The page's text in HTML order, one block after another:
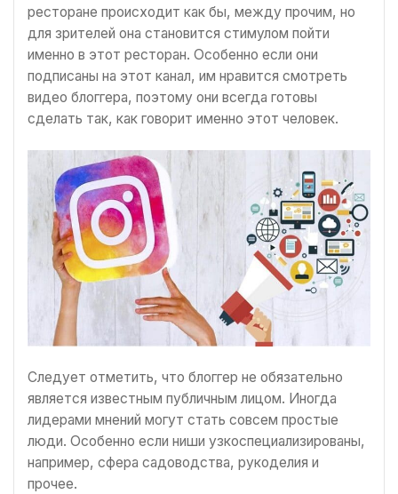
ресторане происходит как бы, между прочим, но
для зрителей она становится стимулом пойти
именно в этот ресторан. Особенно если они
подписаны на этот канал, им нравится смотреть
видео блоггера, поэтому они всегда готовы
сделать так, как говорит именно этот человек.
Следует отметить, что блоггер не обязательно
является известным публичным лицом. Иногда
лидерами мнений могут стать совсем простые
люди. Особенно если ниши узкоспециализированы,
например, сфера садоводства, рукоделия и
прочее.